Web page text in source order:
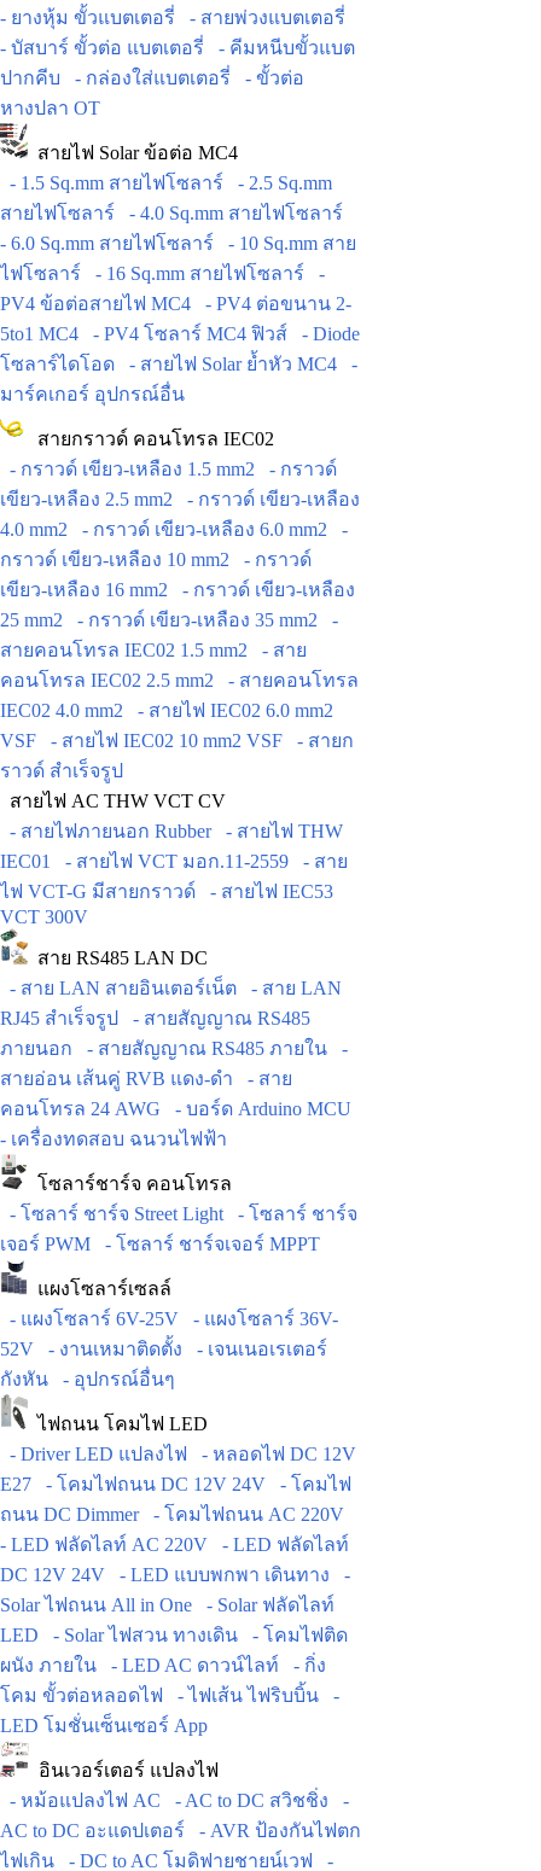
- ยางหุ้ม ขั้วแบตเตอรี่
- สายพ่วงแบตเตอรี่
- บัสบาร์ ขั้วต่อ แบตเตอรี่
- คีมหนีบขั้วแบต
ปากคีบ
- กล่องใส่แบตเตอรี่
- ขั้วต่อ
หางปลา OT
สายไฟ Solar ข้อต่อ MC4
- 1.5 Sq.mm สายไฟโซลาร์
- 2.5 Sq.mm
สายไฟโซลาร์
- 4.0 Sq.mm สายไฟโซลาร์
- 6.0 Sq.mm สายไฟโซลาร์
- 10 Sq.mm สาย
ไฟโซลาร์
- 16 Sq.mm สายไฟโซลาร์
-
PV4 ข้อต่อสายไฟ MC4
- PV4 ต่อขนาน 2-
5to1 MC4
- PV4 โซลาร์ MC4 ฟิวส์
- Diode
โซลาร์ไดโอด
- สายไฟ Solar ย้ำหัว MC4
-
มาร์คเกอร์ อุปกรณ์อื่น
สายกราวด์ คอนโทรล IEC02
- กราวด์ เขียว-เหลือง 1.5 mm2
- กราวด์
เขียว-เหลือง 2.5 mm2
- กราวด์ เขียว-เหลือง
4.0 mm2
- กราวด์ เขียว-เหลือง 6.0 mm2
-
กราวด์ เขียว-เหลือง 10 mm2
- กราวด์
เขียว-เหลือง 16 mm2
- กราวด์ เขียว-เหลือง
25 mm2
- กราวด์ เขียว-เหลือง 35 mm2
-
สายคอนโทรล IEC02 1.5 mm2
- สาย
คอนโทรล IEC02 2.5 mm2
- สายคอนโทรล
IEC02 4.0 mm2
- สายไฟ IEC02 6.0 mm2
VSF
- สายไฟ IEC02 10 mm2 VSF
- สายก
ราวด์ สำเร็จรูป
สายไฟ AC THW VCT CV
- สายไฟภายนอก Rubber
- สายไฟ THW
IEC01
- สายไฟ VCT มอก.11-2559
- สาย
ไฟ VCT-G มีสายกราวด์
- สายไฟ IEC53
VCT 300V
สาย RS485 LAN DC
- สาย LAN สายอินเตอร์เน็ต
- สาย LAN
RJ45 สำเร็จรูป
- สายสัญญาณ RS485
ภายนอก
- สายสัญญาณ RS485 ภายใน
-
สายอ่อน เส้นคู่ RVB แดง-ดำ
- สาย
คอนโทรล 24 AWG
- บอร์ด Arduino MCU
- เครื่องทดสอบ ฉนวนไฟฟ้า
โซลาร์ชาร์จ คอนโทรล
- โซลาร์ ชาร์จ Street Light
- โซลาร์ ชาร์จ
เจอร์ PWM
- โซลาร์ ชาร์จเจอร์ MPPT
แผงโซลาร์เซลล์
- แผงโซลาร์ 6V-25V
- แผงโซลาร์ 36V-
52V
- งานเหมาติดตั้ง
- เจนเนอเรเตอร์
กังหัน
- อุปกรณ์อื่นๆ
ไฟถนน โคมไฟ LED
- Driver LED แปลงไฟ
- หลอดไฟ DC 12V
E27
- โคมไฟถนน DC 12V 24V
- โคมไฟ
ถนน DC Dimmer
- โคมไฟถนน AC 220V
- LED ฟลัดไลท์ AC 220V
- LED ฟลัดไลท์
DC 12V 24V
- LED แบบพกพา เดินทาง
-
Solar ไฟถนน All in One
- Solar ฟลัดไลท์
LED
- Solar ไฟสวน ทางเดิน
- โคมไฟติด
ผนัง ภายใน
- LED AC ดาวน์ไลท์
- กิ่ง
โคม ขั้วต่อหลอดไฟ
- ไฟเส้น ไฟริบบิ้น
-
LED โมชั่นเซ็นเซอร์ App
อินเวอร์เตอร์ แปลงไฟ
- หม้อแปลงไฟ AC
- AC to DC สวิชชิ่ง
-
AC to DC อะแดปเตอร์
- AVR ป้องกันไฟตก
ไฟเกิน
- DC to AC โมดิฟายชายน์เวฟ -